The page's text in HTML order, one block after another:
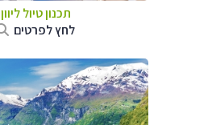
תכנון טיול ליוון
לחץ לפרטים